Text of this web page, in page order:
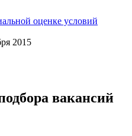
оценке условий
2015
вакансий